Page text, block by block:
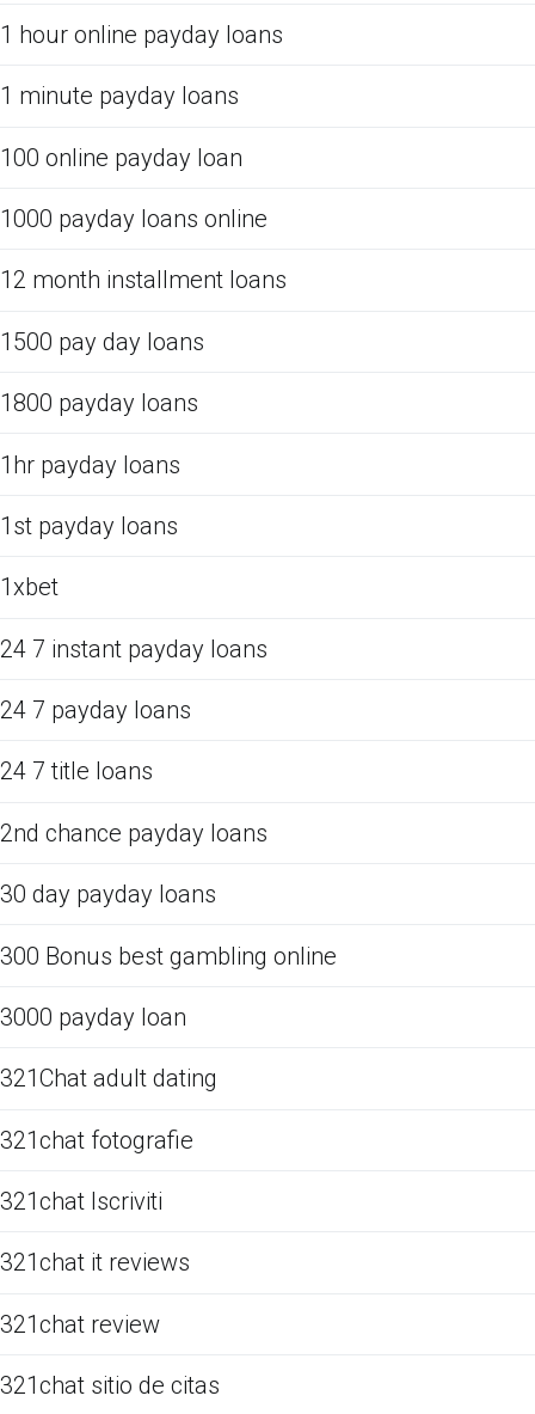
1 hour online payday loans
1 minute payday loans
100 online payday loan
1000 payday loans online
12 month installment loans
1500 pay day loans
1800 payday loans
1hr payday loans
1st payday loans
1xbet
24 7 instant payday loans
24 7 payday loans
24 7 title loans
2nd chance payday loans
30 day payday loans
300 Bonus best gambling online
3000 payday loan
321Chat adult dating
321chat fotografie
321chat Iscriviti
321chat it reviews
321chat review
321chat sitio de citas